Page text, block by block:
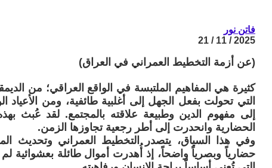
فاتن نور
2025 / 11 / 21
(عن أزمة التخطيط العمراني في العراق)
كثيرة هي المفاهيم الملتبسة في الواقع العراقي؛ من
التي تحولت بفعل الجهل إلى أغلبية طائفية، ومن الأعياد
إلى مفهوم الدين وطبيعة علاقته بالمجتمع. لقد عُبث
الحضارية وانحدرت إلى أطر رجعية تجاوزها الزمن.
وفي هذا السياق، يتصدر التخطيط العمراني وتحديث
حضارياً وبصرياً واضحاً، إذ أُهدرت أموال طائلة بعشوائية لم